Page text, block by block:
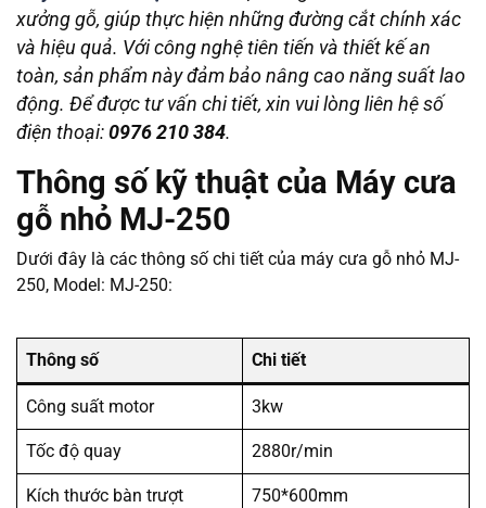
xưởng gỗ, giúp thực hiện những đường cắt chính xác
và hiệu quả. Với công nghệ tiên tiến và thiết kế an
toàn, sản phẩm này đảm bảo nâng cao năng suất lao
động. Để được tư vấn chi tiết, xin vui lòng liên hệ số
điện thoại: 0976 210 384.
Thông số kỹ thuật của Máy cưa
gỗ nhỏ MJ-250
Dưới đây là các thông số chi tiết của máy cưa gỗ nhỏ MJ-
250, Model: MJ-250:
Thông số Chi tiết
Công suất motor 3kw
Tốc độ quay 2880r/min
Kích thước bàn trượt 750*600mm